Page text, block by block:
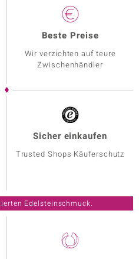
Beste Preise
Wir verzichten auf teure
Zwischenhändler
Sicher einkaufen
Trusted Shops Käuferschutz
Edelsteinschmuck.